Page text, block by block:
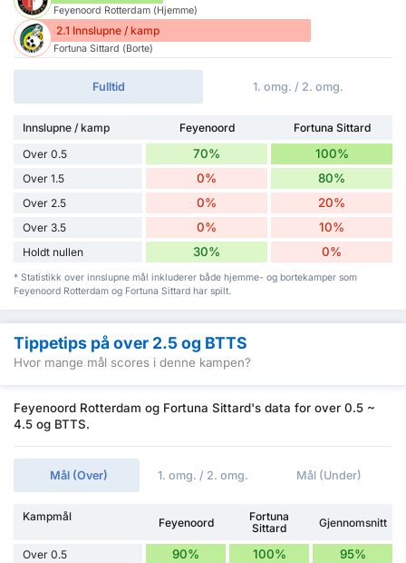
Feyenoord Rotterdam (Hjemme)
2.1 Innslupne / kamp
Fortuna Sittard (Borte)
Fulltid 1. omg. / 2. omg.
Innslupne / kamp Feyenoord
Fortuna Sittard
Over 0.5
70% 100%
Over 1.5 0% 80%
Over 2.5 0% 20%
Over 3.5 0% 10%
Holdt nullen 30% 0%
* Statistikk over innslupne mål inkluderer både hjemme- og bortekamper som
Feyenoord Rotterdam og Fortuna Sittard har spilt.
Tippetips på over 2.5 og BTTS
Hvor mange mål scores i denne kampen?
Feyenoord Rotterdam og Fortuna Sittard's data for over 0.5 ~
4.5 og BTTS.
Mål (Over) 1. omg. / 2. omg. Mål (Under)
Kampmål Feyenoord
Fortuna
Sittard
Gjennomsnitt
Over 0.5 90% 100% 95%